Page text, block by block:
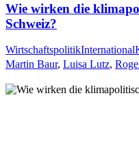
Wie wirken die
Schweiz?
WirtschaftspolitikInternational
Martin Baur, Luisa Lutz,